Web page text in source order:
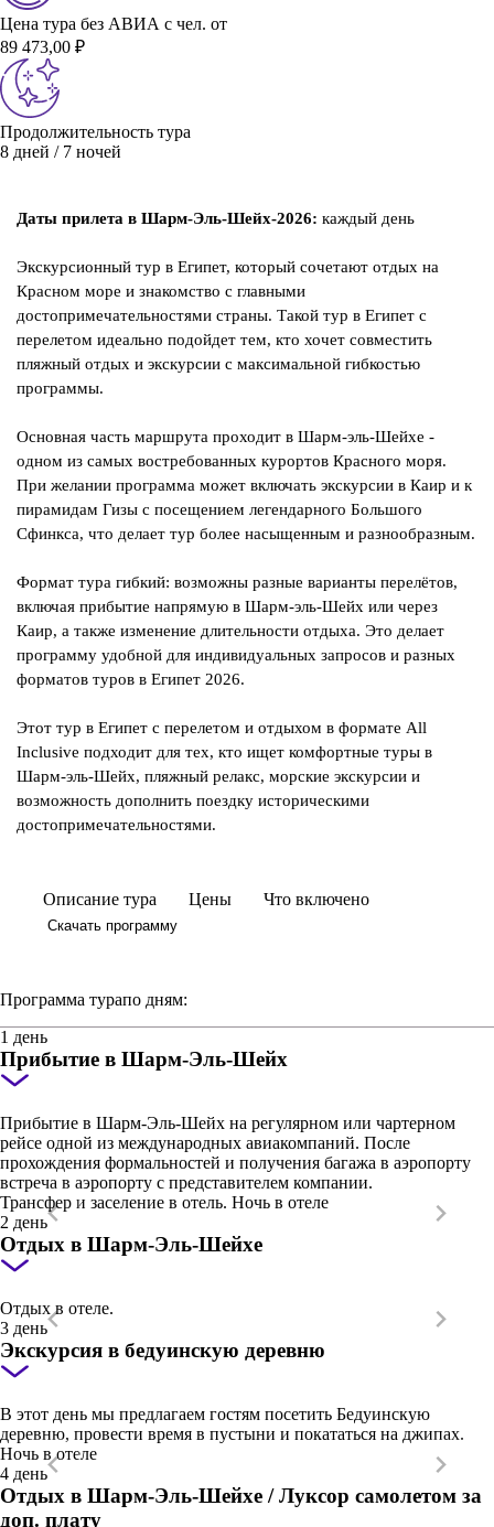
Цена тура без АВИА с чел. от
89 473,00 ₽
Продолжительность тура
8 дней / 7 ночей
Даты прилета в Шарм-Эль-Шейх-2026: каждый день
Экскурсионный тур в Египет, который сочетают отдых на
Красном море и знакомство с главными
достопримечательностями страны. Такой тур в Египет с
перелетом идеально подойдет тем, кто хочет совместить
пляжный отдых и экскурсии с максимальной гибкостью
программы.
Основная часть маршрута проходит в Шарм-эль-Шейхе -
одном из самых востребованных курортов Красного моря.
При желании программа может включать экскурсии в Каир и к
пирамидам Гизы с посещением легендарного Большого
Сфинкса, что делает тур более насыщенным и разнообразным.
Формат тура гибкий: возможны разные варианты перелётов,
включая прибытие напрямую в Шарм-эль-Шейх или через
Каир, а также изменение длительности отдыха. Это делает
программу удобной для индивидуальных запросов и разных
форматов туров в Египет 2026.
Этот тур в Египет с перелетом и отдыхом в формате All
Inclusive подходит для тех, кто ищет комфортные туры в
Шарм-эль-Шейх, пляжный релакс, морские экскурсии и
возможность дополнить поездку историческими
достопримечательностями.
Описание тура Цены Что включено
Скачать программу
Программа турапо дням:
1 день
Прибытие в Шарм-Эль-Шейх
Прибытие в Шарм-Эль-Шейх на регулярном или чартерном
рейсе одной из международных авиакомпаний. После
прохождения формальностей и получения багажа в аэропорту
встреча в аэропорту с представителем компании.
Трансфер и заселение в отель. Ночь в отеле
2 день
Отдых в Шарм-Эль-Шейхе
Oтдых в отеле.
3 день
Экскурсия в бедуинскую деревню
В этот день мы предлагаем гостям посетить Бедуинскую
деревню, провести время в пустыни и покататься на джипах.
Ночь в отеле
4 день
Отдых в Шарм-Эль-Шейхе / Луксор самолетом за
доп. плату